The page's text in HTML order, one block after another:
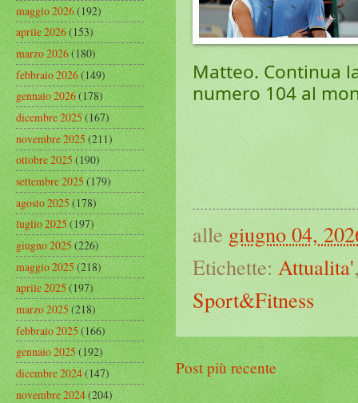
Matteo. Continua
numero 104 al
alle giugno 04,
Etichette: Attualita'
Sport&Fitness
Post più recente
maggio 2026(192)
aprile 2026(153)
marzo 2026(180)
febbraio 2026(149)
gennaio 2026(178)
dicembre 2025(167)
novembre 2025(211)
ottobre 2025(190)
settembre 2025(179)
agosto 2025(178)
luglio 2025(197)
giugno 2025(226)
maggio 2025(218)
aprile 2025(197)
marzo 2025(218)
febbraio 2025(166)
gennaio 2025(192)
dicembre 2024(147)
novembre 2024(204)